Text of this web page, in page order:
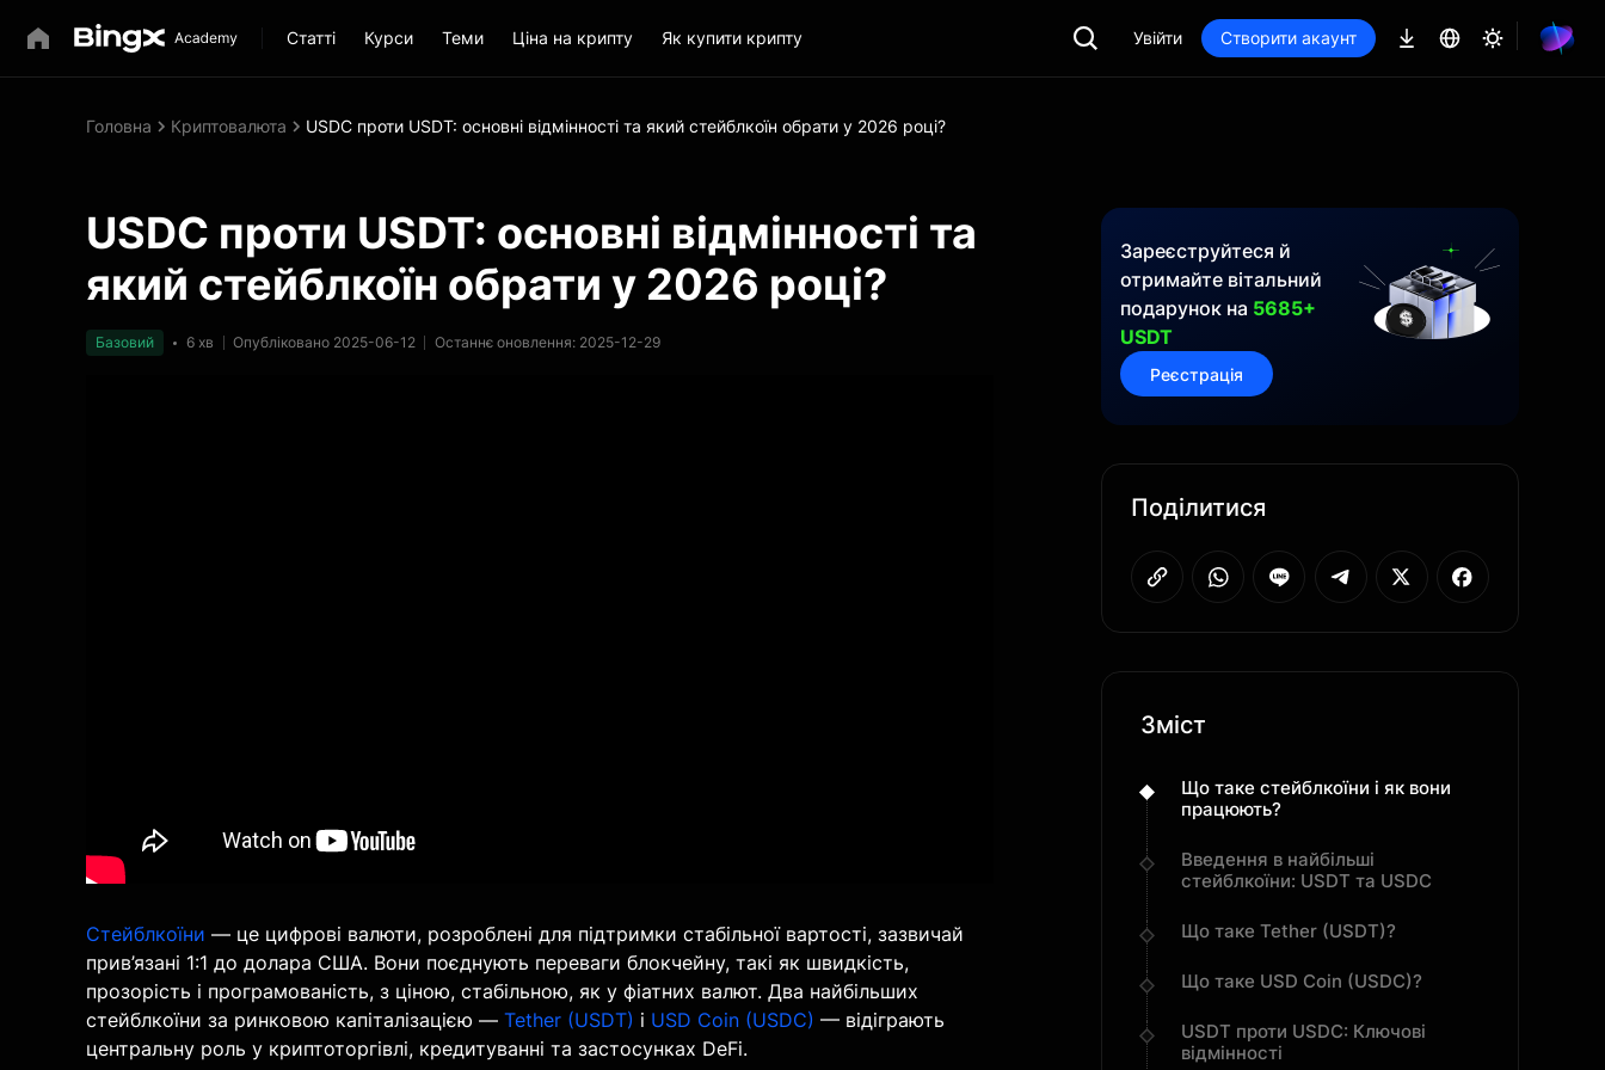
Статті Курси Теми Ціна на крипту Як купити крипту Увійти Створити акаунт
Головна Криптовалюта USDC проти USDT: основні відмінності та який стейблкоїн обрати у 2026 році?
USDC проти USDT: основні відмінності та
який стейблкоїн обрати у 2026 році?
Базовий 6 хв Опубліковано 2025-06-12 Останнє оновлення: 2025-12-29
Стейблкоїни — це цифрові валюти, розроблені для підтримки стабільної вартості, зазвичай
прив’язані 1:1 до долара США. Вони поєднують переваги блокчейну, такі як швидкість,
прозорість і програмованість, з ціною, стабільною, як у фіатних валют. Два найбільших
стейблкоїни за ринковою капіталізацією — Tether (USDT) і USD Coin (USDC) — відіграють
центральну роль у криптоторгівлі, кредитуванні та застосунках DeFi.
Зареєструйтеся й
отримайте вітальний
подарунок на 5685+
USDT
Реєстрація
Поділитися
Зміст
Що таке стейблкоїни і як вони
працюють?
Введення в найбільші
стейблкоїни: USDT та USDC
Що таке Tether (USDT)?
Що таке USD Coin (USDC)?
USDT проти USDC: Ключові
відмінності